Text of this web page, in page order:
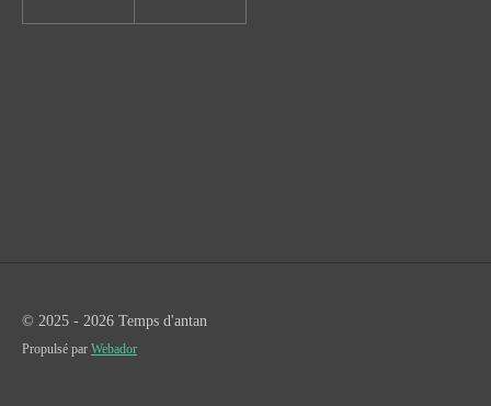
© 2025 - 2026 Temps d'antan
Propulsé par Webador